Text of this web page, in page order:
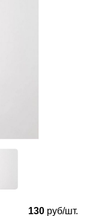
130 руб/шт.